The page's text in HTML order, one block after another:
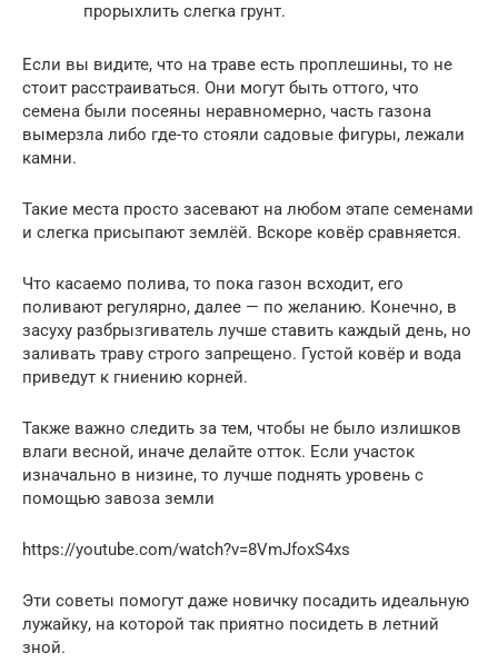
прорыхлить слегка грунт.
Если вы видите, что на траве есть проплешины, то не
стоит расстраиваться. Они могут быть оттого, что
семена были посеяны неравномерно, часть газона
вымерзла либо где-то стояли садовые фигуры, лежали
камни.
Такие места просто засевают на любом этапе семенами
и слегка присыпают землёй. Вскоре ковёр сравняется.
Что касаемо полива, то пока газон всходит, его
поливают регулярно, далее — по желанию. Конечно, в
засуху разбрызгиватель лучше ставить каждый день, но
заливать траву строго запрещено. Густой ковёр и вода
приведут к гниению корней.
Также важно следить за тем, чтобы не было излишков
влаги весной, иначе делайте отток. Если участок
изначально в низине, то лучше поднять уровень с
помощью завоза земли
https://youtube.com/watch?v=8VmJfoxS4xs
Эти советы помогут даже новичку посадить идеальную
лужайку, на которой так приятно посидеть в летний
зной.